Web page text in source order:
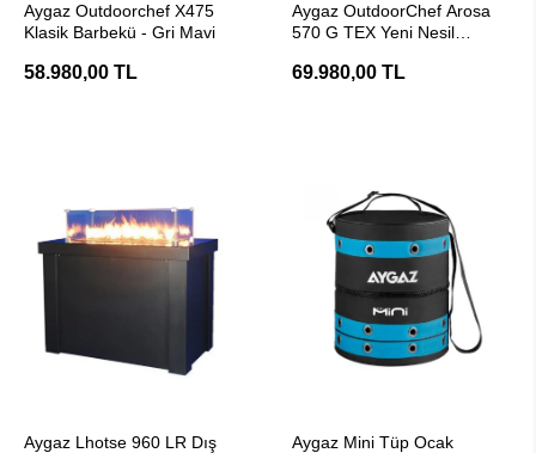
Aygaz Outdoorchef X475
Klasik Barbekü - Gri Mavi
58.980,00 TL
Aygaz OutdoorChef Arosa
570 G TEX Yeni Nesil
69.980,00 TL
Aygaz Lhotse 960 LR Dış
Aygaz Mini Tüp Ocak